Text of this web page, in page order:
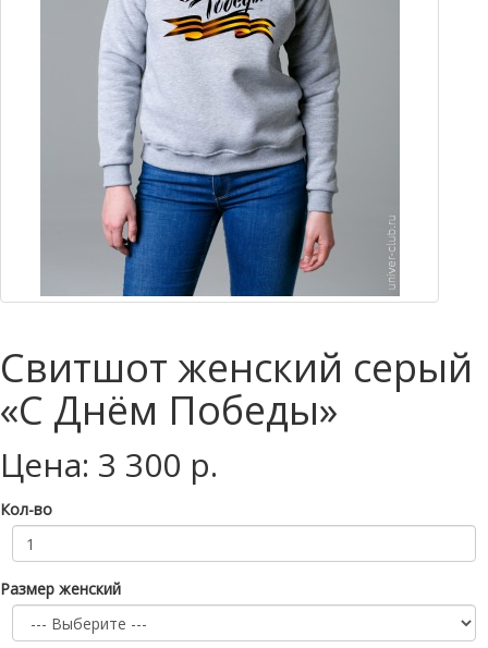
Свитшот женский серый
«С Днём Победы»
Цена: 3 300 р.
Кол-во
Размер женский